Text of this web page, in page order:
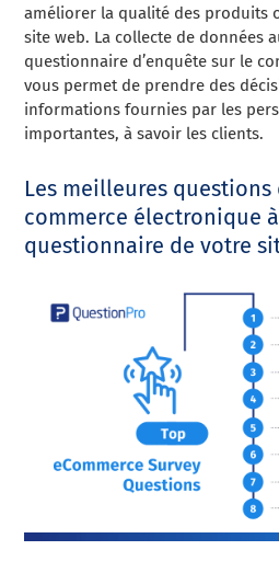
améliorer la qualité des produits
site web. La collecte de données
questionnaire d’enquête sur le
vous permet de prendre des
informations fournies par les
importantes, à savoir les clients.
Les meilleures questions
commerce électronique
questionnaire de votre